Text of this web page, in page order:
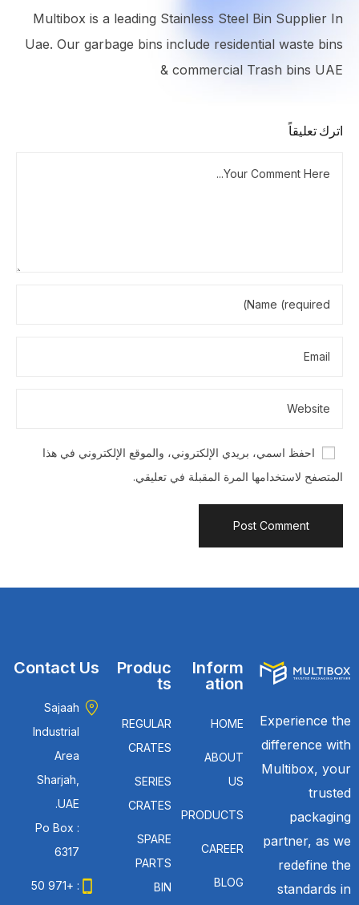
Multibox is a leading Stainless Steel Bin Supplier In
Uae. Our garbage bins include residential waste bins
& commercial Trash bins UAE
اترك تعليقاً
احفظ اسمي، بريدي الإلكتروني، والموقع الإلكتروني في هذا
المتصفح لاستخدامها المرة المقبلة في تعليقي.
Experience the
difference with
Multibox, your
trusted
packaging
partner, as we
redefine the
standards in
Inform
ation
HOME
ABOUT
US
PRODUCTS
CAREER
BLOG
Produc
ts
REGULAR
CRATES
SERIES
CRATES
SPARE
PARTS
BIN
Contact Us
Sajaah
Industrial
Area
Sharjah,
UAE.
Po Box :
6317
: +971 50